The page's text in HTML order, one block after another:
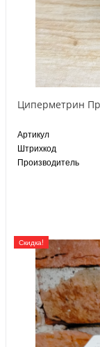
Артикул
Штрихкод
Производитель
Скидка!